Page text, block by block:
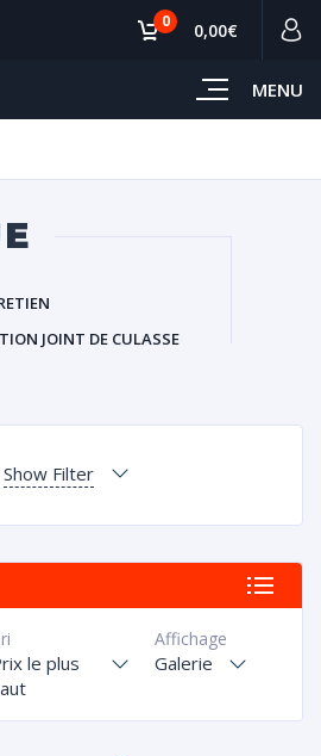
MENU
0 0,00€
JOINT DE CULASSE
Show Filter
Affichage
Galerie
le plus